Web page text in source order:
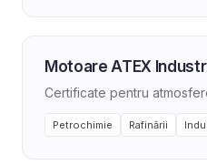
Motoare ATEX
Certificate pentru
Petrochimie Rafinării